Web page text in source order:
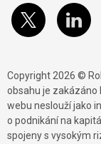
Copyright 2026 ©
obsahu je zakázáno
webu neslouží jako
o podnikání na
spojeny s vysokým